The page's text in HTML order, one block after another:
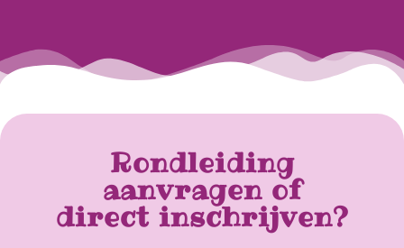
Rondleiding
aanvragen of
direct inschrijven?